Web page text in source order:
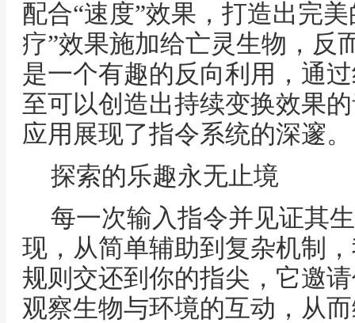
配合“速度”效果，打造出完
疗”效果施加给亡灵生物，反
是一个有趣的反向利用，通
至可以创造出持续变换效果
应用展现了指令系统的深邃。
探索的乐趣永无止境
每一次输入指令并见证其
现，从简单辅助到复杂机制
规则交还到你的指尖，它邀
观察生物与环境的互动，从